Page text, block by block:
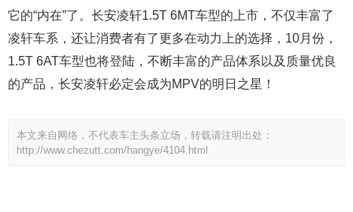
它的“内在”了。长安凌轩1.5T 6MT车型的上市，不仅丰富了
凌轩车系，还让消费者有了更多在动力上的选择，10月份，
1.5T 6AT车型也将登陆，不断丰富的产品体系以及质量优良
的产品，长安凌轩必定会成为MPV的明日之星！
本文来自网络，不代表车主头条立场，转载请注明出处：
http://www.chezutt.com/hangye/4104.html